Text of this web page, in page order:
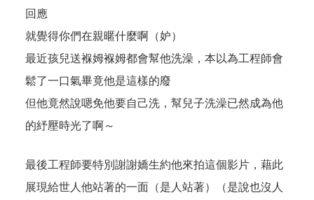
回應
就覺得你們在親暱什麼啊（妒）
最近孩兒送褓姆褓姆都會幫他洗澡，本以為工程師會
鬆了一口氣畢竟他是這樣的廢
但他竟然說嗯免他要自己洗，幫兒子洗澡已然成為他
的紓壓時光了啊～
最後工程師要特別謝謝嬌生約他來拍這個影片，藉此
展現給世人他站著的一面（是人站著）（是說也沒人